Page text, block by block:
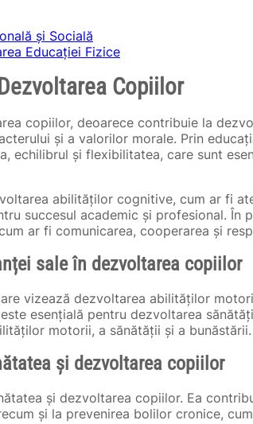
și Socială
Educației Fizice
Copiilor
copiilor, deoarece contribuie la
și a valorilor morale. Prin
echilibrul și flexibilitatea, care sunt
abilităților cognitive, cum ar fi
succesul academic și profesional. În
ar fi comunicarea, cooperarea și
sale în dezvoltarea copiilor
vizează dezvoltarea abilităților
esențială pentru dezvoltarea
motorii, a sănătății și a bunăstării.
și dezvoltarea copiilor
și dezvoltarea copiilor. Ea
și la prevenirea bolilor cronice,